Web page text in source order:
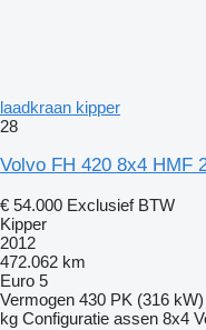
laadkraan kipper
28
Volvo FH 420 8x4 HMF
€ 54.000 Exclusief BTW
Kipper
2012
472.062 km
Euro 5
Vermogen 430 PK (316 kW)
kg Configuratie assen 8x4